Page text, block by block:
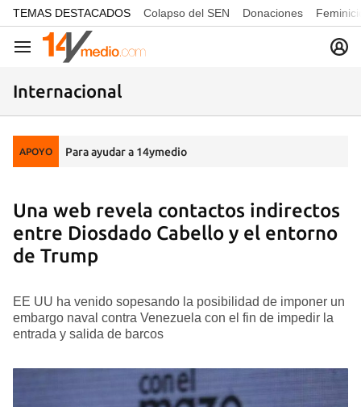
common.go-to-content
TEMAS DESTACADOS Colapso del SEN Donaciones
Navegación
Internacional
APOYO Para ayudar a 14ymedio
Una web revela contactos indirectos
entre Diosdado Cabello y el entorno
de Trump
EE UU ha venido sopesando la posibilidad de imponer un
embargo naval contra Venezuela con el fin de impedir la
entrada y salida de barcos